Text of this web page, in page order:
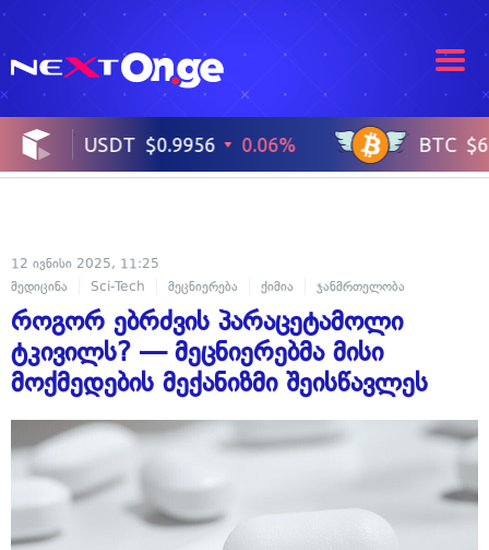
12 ივნისი 2025, 11:25
მედიცინა
Sci-Tech მეცნიერება ქიმია ჯანმრთელობა
როგორ ებრძვის პარაცეტამოლი
ტკივილს? — მეცნიერებმა მისი
მოქმედების მექანიზმი შეისწავლეს